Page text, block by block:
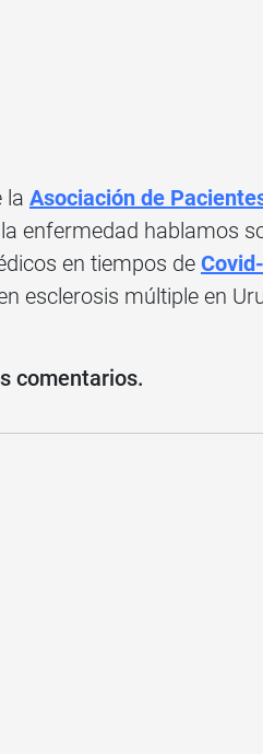
la Asociación de
enfermedad hablamos
en tiempos de
esclerosis múltiple en
comentarios.